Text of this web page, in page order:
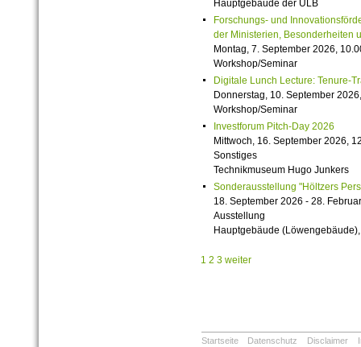
Hauptgebäude der ULB
Forschungs- und
der Ministerien, Besonderheiten
Montag, 7. September 2026,
Workshop/Seminar
Digitale Lunch Lecture: Tenure-
Donnerstag, 10. September
Workshop/Seminar
Investforum Pitch-Day 2026
Mittwoch, 16. September 2026,
Sonstiges
Technikmuseum Hugo Junkers
Sonderausstellung "Höltzers
18. September 2026 - 28.
Ausstellung
Hauptgebäude
1 2 3 weiter
Startseite Datenschutz Disclaimer